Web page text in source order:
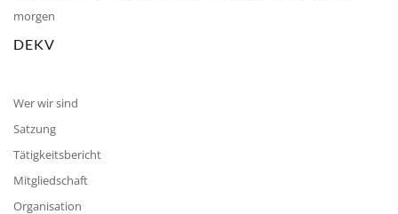
morgen
DEKV
Wer wir sind
Satzung
Tätigkeitsbericht
Mitgliedschaft
Organisation